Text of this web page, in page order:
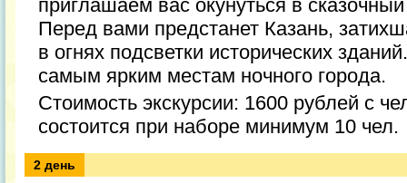
приглашаем вас окунуться в
Перед вами предстанет Казань,
в огнях подсветки исторических
самым ярким местам ночного города.
Стоимость экскурсии: 1600 рублей с
состоится при наборе минимум 10 чел.
2 день